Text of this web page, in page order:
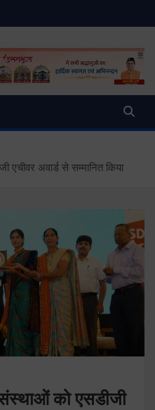
News
अवार्ड से सम्मानित किया
को एसडीजी